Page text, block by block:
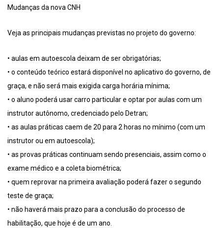
Mudanças da nova CNH
Veja as principais mudanças previstas no projeto do governo:
• aulas em autoescola deixam de ser obrigatórias;
• o conteúdo teórico estará disponível no aplicativo do governo, de
graça, e não será mais exigida carga horária mínima;
• o aluno poderá usar carro particular e optar por aulas com um
instrutor autônomo, credenciado pelo Detran;
• as aulas práticas caem de 20 para 2 horas no mínimo (com um
instrutor ou em autoescola);
• as provas práticas continuam sendo presenciais, assim como o
exame médico e a coleta biométrica;
• quem reprovar na primeira avaliação poderá fazer o segundo
teste de graça;
• não haverá mais prazo para a conclusão do processo de
habilitação, que hoje é de um ano.